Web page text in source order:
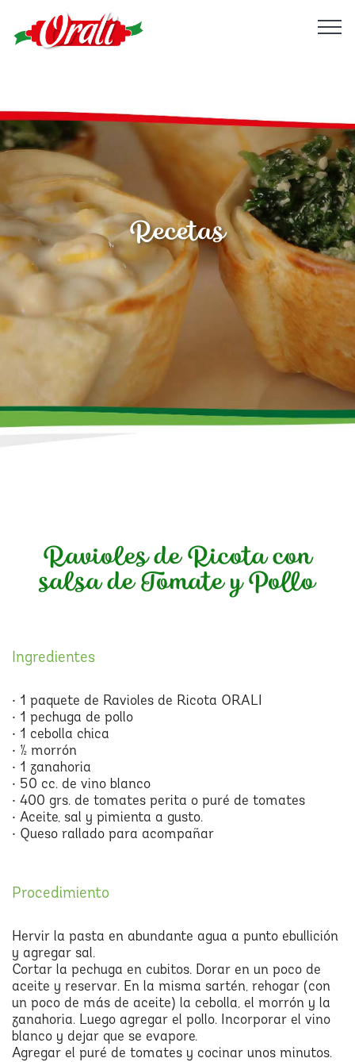
Recetas
Ravioles de Ricota con
salsa de Tomate y Pollo
Ingredientes
• 1 paquete de Ravioles de Ricota ORALI
• 1 pechuga de pollo
• 1 cebolla chica
• ½ morrón
• 1 zanahoria
• 50 cc. de vino blanco
• 400 grs. de tomates perita o puré de tomates
• Aceite, sal y pimienta a gusto.
• Queso rallado para acompañar
Procedimiento
Hervir la pasta en abundante agua a punto ebullición
y agregar sal.
Cortar la pechuga en cubitos. Dorar en un poco de
aceite y reservar. En la misma sartén, rehogar (con
un poco de más de aceite) la cebolla, el morrón y la
zanahoria. Luego agregar el pollo. Incorporar el vino
blanco y dejar que se evapore.
Agregar el puré de tomates y cocinar unos minutos.